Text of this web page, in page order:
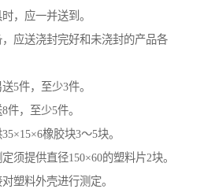
，应一并送到。
应送浇封完好和未浇封的产品各
5件，至少3件。
件，至少5件。
橡胶块3～5块。
须提供直径150×60的塑料片2块。
塑料外壳进行测定。